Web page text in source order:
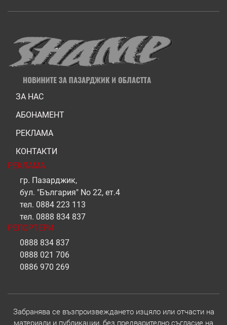
ЗА НАС
АБОНАМЕНТ
РЕКЛАМА
КОНТАКТИ
РЕКЛАМА
гр. Пазарджик,
бул. "България" No 22, ет.4
тел. 0884 223 113
тел. 0888 834 837
РЕПОРТЕРИ
0888 834 837
0888 021 706
0886 970 269
Забранява се възпроизвеждането изцяло или отчасти на
материали и публикации, без предварително съгласие на